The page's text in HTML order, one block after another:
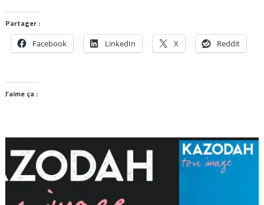
Partager :
Facebook LinkedIn X Reddit
J’aime ça :